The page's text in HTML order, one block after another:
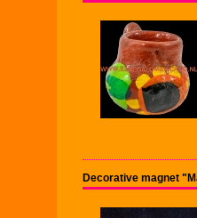
Decorative magnet